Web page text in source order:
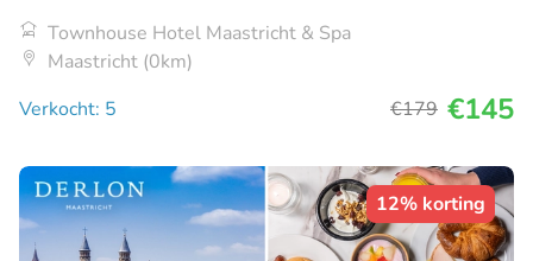
Townhouse Hotel Maastricht & Spa
Maastricht (0km)
Verkocht: 5
€179 €145
12% korting